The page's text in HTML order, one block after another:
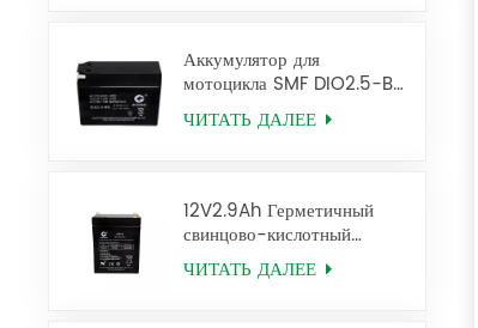
Аккумулятор для
мотоцикла SMF DIO2.5-BS
12V2.5AH
ЧИТАТЬ ДАЛЕЕ
12V2.9Ah Герметичный
свинцово-кислотный
аккумулятор 6FM2.9 Ups
Battery
ЧИТАТЬ ДАЛЕЕ